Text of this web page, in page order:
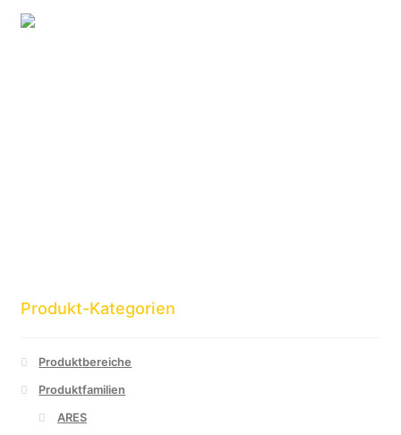
Produkt-Kategorien
Produktbereiche
Produktfamilien
ARES